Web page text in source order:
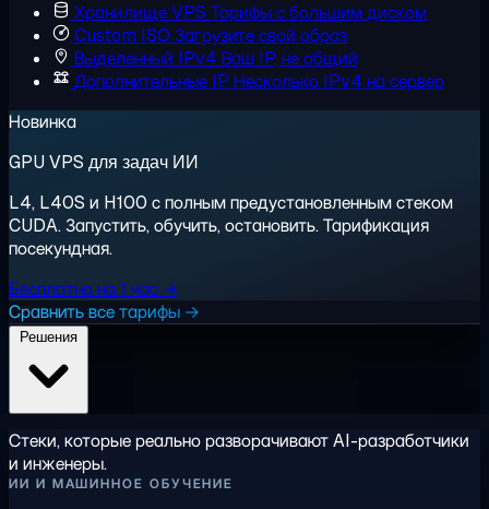
Хранилище VPS Тарифы с большим диском
Custom ISO Загрузите свой образ
Выделенный IPv4 Ваш IP, не общий
Дополнительные IP Несколько IPv4 на сервер
Новинка
GPU VPS для задач ИИ
L4, L40S и H100 с полным предустановленным стеком
CUDA. Запустить, обучить, остановить. Тарификация
посекундная.
Бесплатно на 1 час →
Сравнить все тарифы →
Стеки, которые реально разворачивают AI-разработчики
и инженеры.
ИИ И МАШИННОЕ ОБУЧЕНИЕ